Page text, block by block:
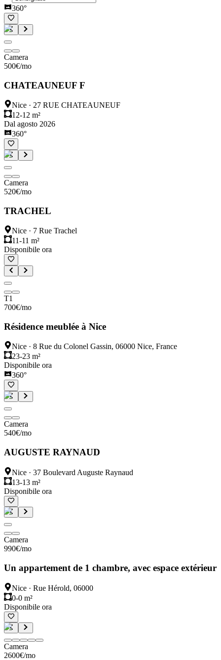
360°
Camera
500€/mo
CHATEAUNEUF F
Nice · 27 RUE CHATEAUNEUF
12-12 m²
Dal agosto 2026
360°
Camera
520€/mo
TRACHEL
Nice · 7 Rue Trachel
11-11 m²
Disponibile ora
T1
700€/mo
Résidence meublée à Nice
Nice · 8 Rue du Colonel Gassin, 06000 Nice, France
23-23 m²
Disponibile ora
360°
Camera
540€/mo
AUGUSTE RAYNAUD
Nice · 37 Boulevard Auguste Raynaud
13-13 m²
Disponibile ora
Camera
990€/mo
Un appartement de 1 chambre, avec espace extérieur
Nice · Rue Hérold, 06000
0-0 m²
Disponibile ora
Camera
2600€/mo